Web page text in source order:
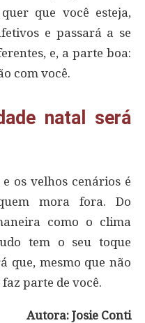
que você esteja,
e passará a se
e, a parte boa:
com você.
natal será
os velhos cenários é
mora fora. Do
como o clima
tem o seu toque
que, mesmo que não
parte de você.
Autora: Josie Conti